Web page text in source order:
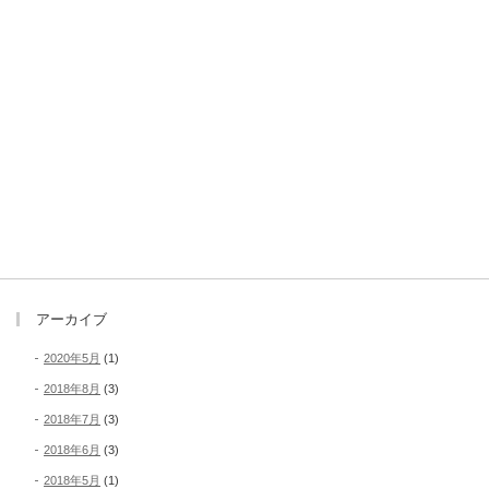
アーカイブ
2020年5月 (1)
2018年8月 (3)
2018年7月 (3)
2018年6月 (3)
2018年5月 (1)